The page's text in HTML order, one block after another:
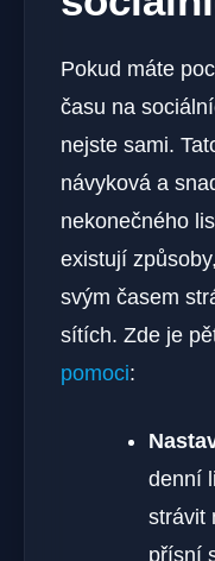
Pokud máte
času na
nejste sami.
návyková a
nekonečného
existují
svým časem
sítích. Zde je
pomoci:
denní
strávit
přísní